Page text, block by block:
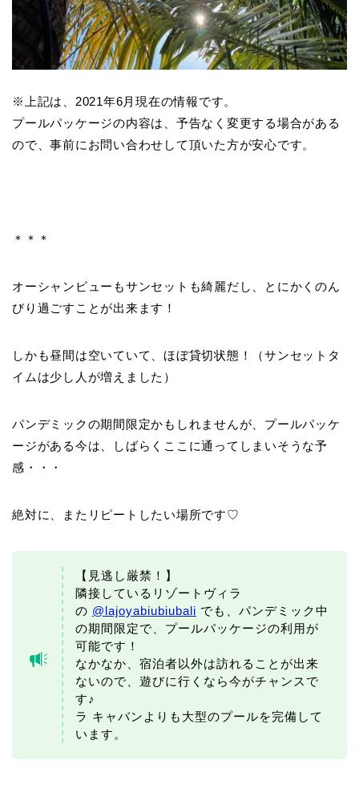
※上記は、2021年6月現在の情報です。
プールパッケージの内容は、予告なく変更する場合がある
ので、事前にお問い合わせして頂いた方が安心です。
＊＊＊
オーシャンビューもサンセットも綺麗だし、とにかくのん
びり過ごすことが出来ます！
しかも昼間は空いていて、ほぼ貸切状態！（サンセットタ
イムは少し人が増えました）
パンデミックの期間限定かもしれませんが、プールパッケ
ージがある今は、しばらくここに通ってしまいそうな予
感・・・
絶対に、またリピートしたい場所です♡
【見逃し厳禁！】
隣接しているリゾートヴィラ
の @lajoyabiubiubali でも、パンデミック中
の期間限定で、プールパッケージの利用が
可能です！
なかなか、宿泊者以外は訪れることが出来
ないので、遊びに行くなら今がチャンスで
す♪
ラ キャバンよりも大型のプールを完備して
います。